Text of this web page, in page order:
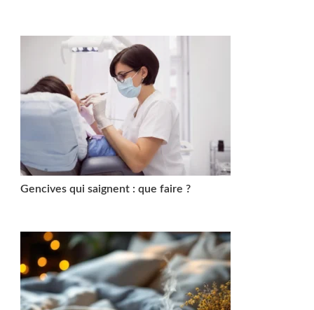
Gencives qui saignent : que faire ?